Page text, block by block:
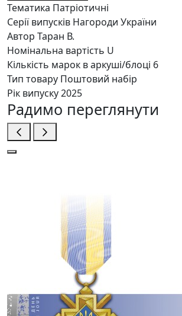
Тематика Патріотичні
Серії випусків Нагороди України
Автор Таран В.
Номінальна вартість U
Кількість марок в аркуші/блоці 6
Тип товару Поштовий набір
Рік випуску2025
Радимо переглянути